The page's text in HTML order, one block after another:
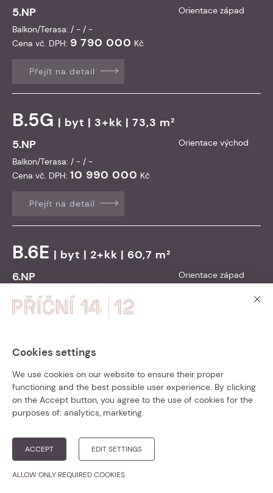
Cookies settings
We use cookies on our website to ensure their proper
functioning and the best possible user experience. By clicking
on the Accept button, you agree to the use of cookies for the
purposes of: analytics, marketing.
ACCEPT EDIT SETTINGS
ALLOW ONLY REQUIRED COOKIES
5.NP
Orientace západ
Balkon/Terasa: / - / -
Cena vč. DPH: 9 790 000 Kč
Přejít na detail
B.5G | byt | 3+kk | 73,3 m²
5.NP
Orientace východ
Balkon/Terasa: / - / -
Cena vč. DPH: 10 990 000 Kč
Přejít na detail
B.6E | byt | 2+kk | 60,7 m²
6.NP
Orientace západ
Balkon/Terasa: / - / -
Cena vč. DPH:
9 890 000
B.6G|byt| 3+kk | 73,3 m²
6.NP
Cena vč. DPH:
11 290 000 Kč
Bytový dům Příční 14 je zkolaudován a
připraven k nastěhování.
Přesvědčte se v krátké
nebo rovnou
volných bytů!